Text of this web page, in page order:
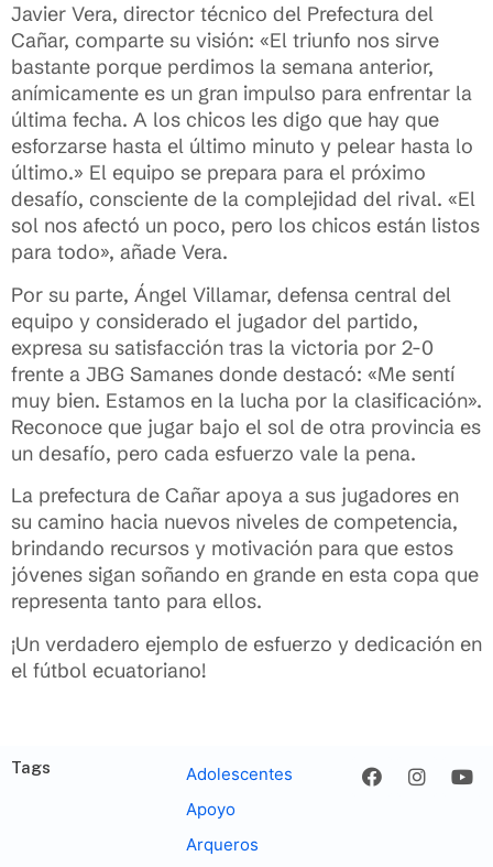
Javier Vera, director técnico del Prefectura del
Cañar, comparte su visión: «El triunfo nos sirve
bastante porque perdimos la semana anterior,
anímicamente es un gran impulso para enfrentar la
última fecha. A los chicos les digo que hay que
esforzarse hasta el último minuto y pelear hasta lo
último.» El equipo se prepara para el próximo
desafío, consciente de la complejidad del rival. «El
sol nos afectó un poco, pero los chicos están listos
para todo», añade Vera.
Por su parte, Ángel Villamar, defensa central del
equipo y considerado el jugador del partido,
expresa su satisfacción tras la victoria por 2-0
frente a JBG Samanes donde destacó: «Me sentí
muy bien. Estamos en la lucha por la clasificación».
Reconoce que jugar bajo el sol de otra provincia es
un desafío, pero cada esfuerzo vale la pena.
La prefectura de Cañar apoya a sus jugadores en
su camino hacia nuevos niveles de competencia,
brindando recursos y motivación para que estos
jóvenes sigan soñando en grande en esta copa que
representa tanto para ellos.
¡Un verdadero ejemplo de esfuerzo y dedicación en
el fútbol ecuatoriano!
Tags
Adolescentes
Apoyo
Arqueros